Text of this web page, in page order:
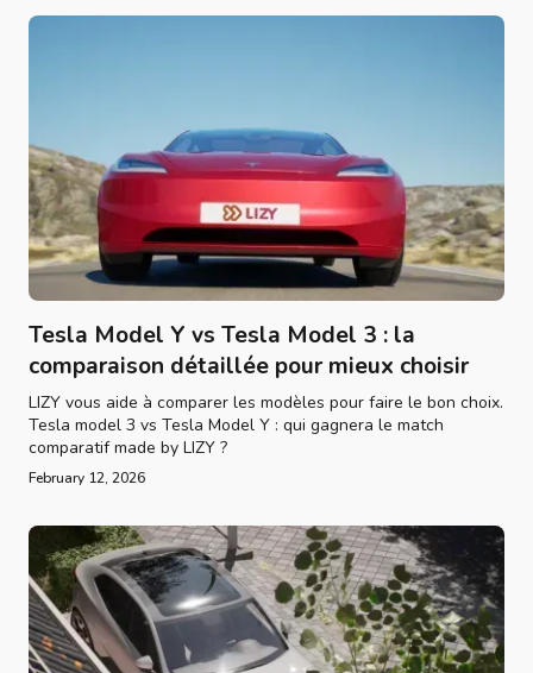
Tesla Model Y vs Tesla Model 3 : la
comparaison détaillée pour mieux choisir
LIZY vous aide à comparer les modèles pour faire le bon choix.
Tesla model 3 vs Tesla Model Y : qui gagnera le match
comparatif made by LIZY ?
February 12, 2026